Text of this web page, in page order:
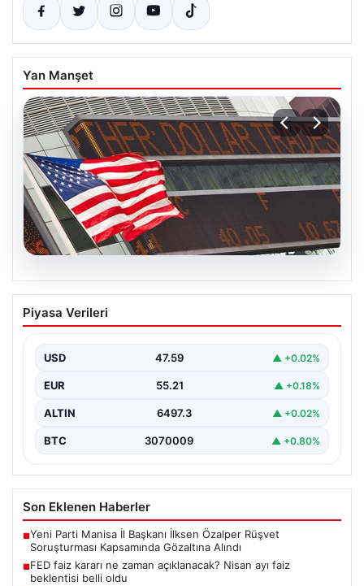
Yan Manşet
05.08.2026
FED faiz kararı ne zaman açıklanacak?
Nisan ayı faiz beklentisi belli oldu
Piyasa Verileri
USD 47.59 ▲ +0.02%
EUR 55.21 ▲ +0.18%
ALTIN 6497.3 ▲ +0.02%
BTC 3070009 ▲ +0.80%
Son Eklenen Haberler
■Yeni Parti Manisa İl Başkanı İlksen Özalper Rüşvet
Soruşturması Kapsamında Gözaltına Alındı
■FED faiz kararı ne zaman açıklanacak? Nisan ayı faiz
beklentisi belli oldu